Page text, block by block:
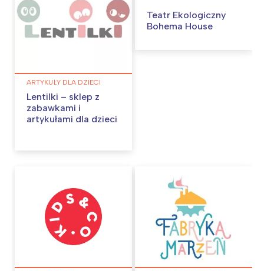
ARTYKUŁY DLA DZIECI
Lentilki – sklep z
zabawkami i
artykułami dla dzieci
Teatr Ekologiczny
Bohema House